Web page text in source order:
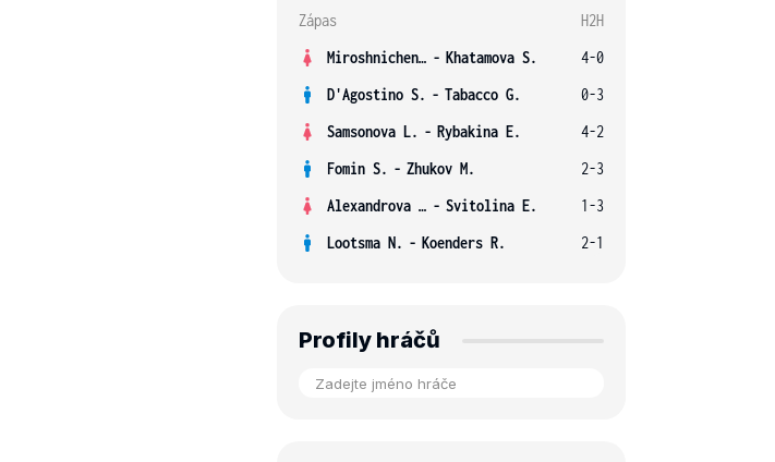
Zápas
H2H
Miroshnichenko V. - Khatamova S.
4-0
D'Agostino S. - Tabacco G.
0-3
Samsonova L. - Rybakina E.
4-2
Fomin S. - Zhukov M.
2-3
Alexandrova E. - Svitolina E.
1-3
Lootsma N. - Koenders R. 2-1
Profily hráčů